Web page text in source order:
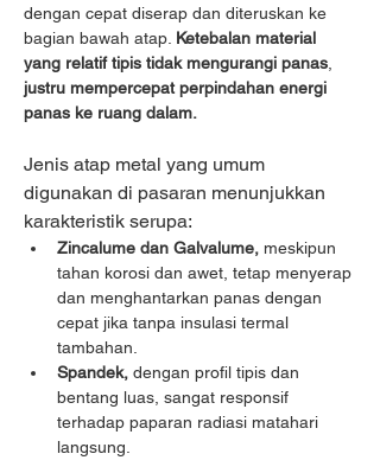
dengan cepat diserap dan diteruskan ke
bagian bawah atap. Ketebalan material
yang relatif tipis tidak mengurangi panas,
justru mempercepat perpindahan energi
panas ke ruang dalam.
Jenis atap metal yang umum
digunakan di pasaran menunjukkan
karakteristik serupa:
Zincalume dan Galvalume, meskipun
tahan korosi dan awet, tetap menyerap
dan menghantarkan panas dengan
cepat jika tanpa insulasi termal
tambahan.
Spandek, dengan profil tipis dan
bentang luas, sangat responsif
terhadap paparan radiasi matahari
langsung.